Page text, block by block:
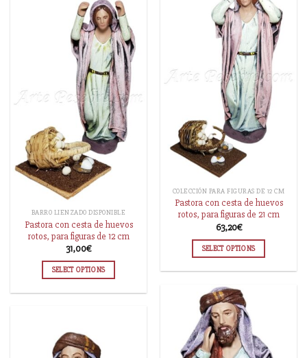
COLECCIÓN PARA FIGURAS DE 12 CM
Pastora con cesta de huevos
rotos, para figuras de 21 cm
63,20€
SELECT OPTIONS
BARRO LIENZADO DISPONIBLE
Pastora con cesta de huevos
rotos, para figuras de 12 cm
31,00€
SELECT OPTIONS